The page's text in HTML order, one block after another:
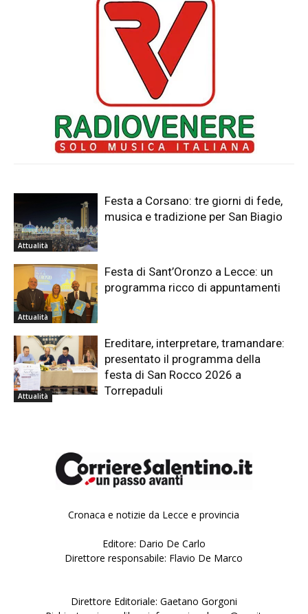
Attualità
Festa a Corsano: tre giorni di fede,
musica e tradizione per San Biagio
Attualità
Festa di Sant’Oronzo a Lecce: un
programma ricco di appuntamenti
Attualità
Ereditare, interpretare, tramandare:
presentato il programma della
festa di San Rocco 2026 a
Torrepaduli
Cronaca e notizie da Lecce e provincia
Editore: Dario De Carlo
Direttore responsabile: Flavio De Marco
Direttore Editoriale: Gaetano Gorgoni